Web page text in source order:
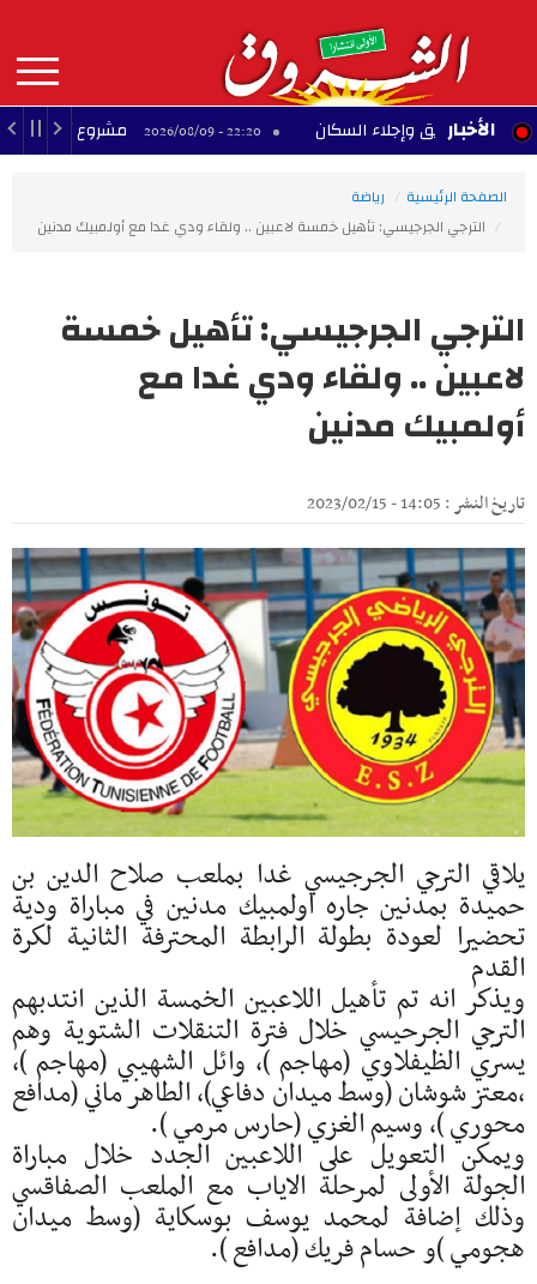
contenu
principal
MAIN
NAVIGATION الأخبار
حريق وإجلاء السكان 22:20 - 2026/08/09 مشروع تجاري متوقف بحي
الصفحة الرئيسية
رياضة
الترجي الجرجيسي: تأهيل خمسة لاعبين .. ولقاء ودي غدا مع أولمبيك مدنين
الترجي الجرجيسي: تأهيل خمسة
لاعبين .. ولقاء ودي غدا مع
أولمبيك مدنين
تاريخ النشر : 14:05 - 2023/02/15
يلاقي الترجي الجرجيسي غدا بملعب صلاح الدين بن
حميدة بمدنين جاره اولمبيك مدنين في مباراة ودية
تحضيرا لعودة بطولة الرابطة المحترفة الثانية لكرة
القدم
ويذكر انه تم تأهيل اللاعبين الخمسة الذين انتدبهم
الترجي الجرحيسي خلال فترة التنقلات الشتوية وهم
يسري الظيفلاوي (مهاجم )، وائل الشهيبي (مهاجم )،
،معتز شوشان (وسط ميدان دفاعي)، الطاهر ماني (مدافع
محوري )، وسيم الغزي (حارس مرمي ).
ويمكن التعويل على اللاعبين الجدد خلال مباراة
الجولة الأولى لمرحلة الاياب مع الملعب الصفاقسي
وذلك إضافة لمحمد يوسف بوسكاية (وسط ميدان
هجومي )و حسام فريك (مدافع ).